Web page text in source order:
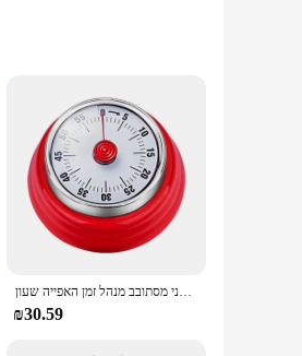
in a cozy bedroom or
with any decor, making it
consumption. The
for those who want to
choice. Its compact size
טיימר מטבח מסתובב שעון מכני מסתובב מנהל זמן האפייה שעון
₪30.59